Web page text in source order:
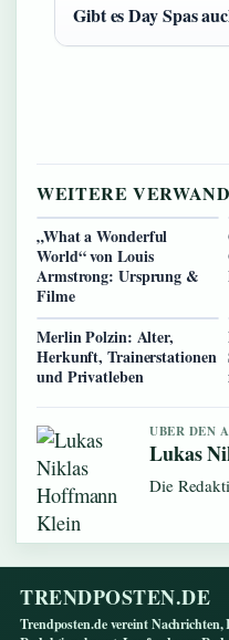
Gibt es Day Spas
WEITERE
„What a Wonderful
World“ von Louis
Armstrong: Ursprung &
Filme
Merlin Polzin: Alter,
Herkunft, Trainerstationen
und Privatleben
UBER DEN
Lukas
Die
TRENDPOSTEN.DE
Trendposten.de vereint